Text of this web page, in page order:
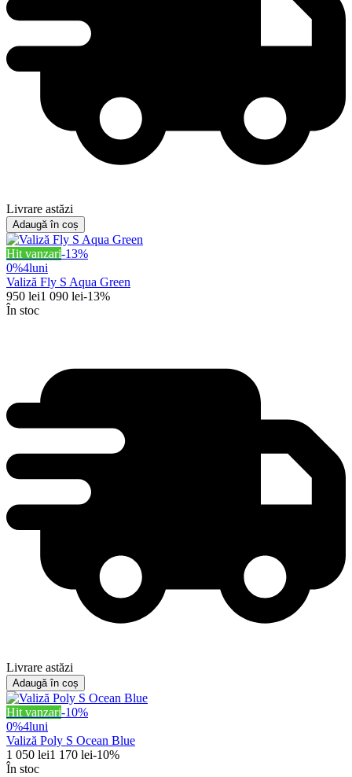
Livrare astăzi
Adaugă în coș
Hit vanzari-13%
0%4luni
Valiză Fly S Aqua Green
950 lei1 090 lei-13%
În stoc
Livrare astăzi
Adaugă în coș
Hit vanzari-10%
0%4luni
Valiză Poly S Ocean Blue
1 050 lei1 170 lei-10%
În stoc